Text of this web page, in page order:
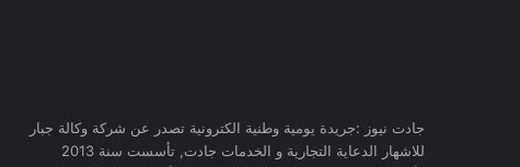
جادت نيوز :جريدة يومية وطنية الكترونية تصدر عن شركة وكالة جبار
للاشهار الدعاية التجارية و الخدمات جادت, تأسست سنة 2013